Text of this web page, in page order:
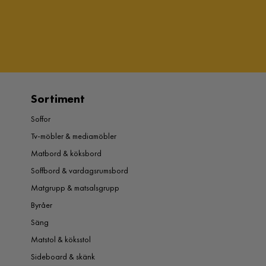
Sortiment
Soffor
Tv-möbler & mediamöbler
Matbord & köksbord
Soffbord & vardagsrumsbord
Matgrupp & matsalsgrupp
Byråer
Säng
Matstol & köksstol
Sideboard & skänk